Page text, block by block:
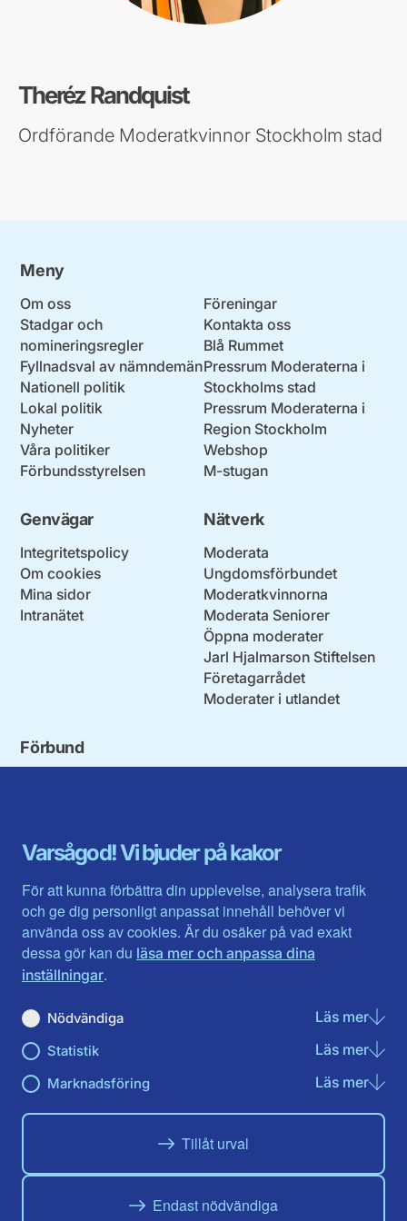
Varsågod! Vi bjuder på kakor
För att kunna förbättra din upplevelse, analysera trafik
och ge dig personligt anpassat innehåll behöver vi
använda oss av cookies. Är du osäker på vad exakt
dessa gör kan du läsa mer och anpassa dina
inställningar.
Nödvändiga Läs merom
Statistik Läs merom
Marknadsföring Läs merom
Tillåt urval
Endast nödvändiga
Theréz Randquist
Ordförande Moderatkvinnor Stockholm stad
Meny
Om oss
Stadgar och
nomineringsregler
Fyllnadsval av nämndemän
Nationell politik
Lokal politik
Nyheter
Våra politiker
Förbundsstyrelsen
Föreningar
Kontakta oss
Blå Rummet
Pressrum Moderaterna i
Stockholms stad
Pressrum Moderaterna i
Region Stockholm
Webshop
M-stugan
Genvägar
Integritetspolicy
Om cookies
Mina sidor
Intranätet
Nätverk
Moderata
Ungdomsförbundet
Moderatkvinnorna
Moderata Seniorer
Öppna moderater
Jarl Hjalmarson Stiftelsen
Företagarrådet
Moderater i utlandet
Förbund
Gävleborg
Halland
Jämtlands län
Jönköpings län
Kalmar län
Kronobergs län
Norrbotten
Skåne län
Värmlands län
Västerbotten
Västra Götaland
Västernorrland
Västmanland
Örebro län
Östergötland
Du hittar oss här på sociala medier
Facebook
Instagram